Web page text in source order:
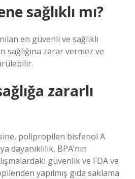
sağlıklı mı?
en güvenli ve sağlıklı
zarar vermez ve
zararlı
polipropilen bisfenol A
dayanıklılık, BPA’nın
güvenlik ve FDA ve
yapılmış gıda saklama